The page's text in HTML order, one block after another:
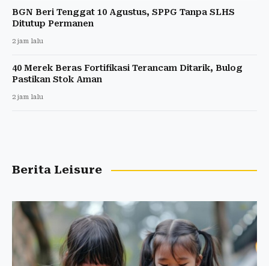
BGN Beri Tenggat 10 Agustus, SPPG Tanpa SLHS
Ditutup Permanen
2 jam lalu
40 Merek Beras Fortifikasi Terancam Ditarik, Bulog
Pastikan Stok Aman
2 jam lalu
Berita Leisure